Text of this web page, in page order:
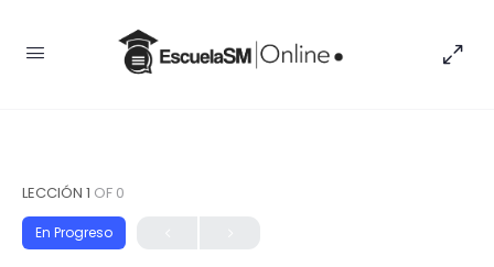
LECCIÓN 1 OF 0
En Progreso